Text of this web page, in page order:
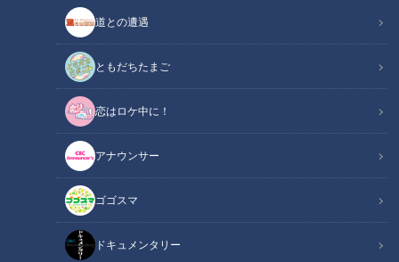
道との遭遇
ともだちたまご
恋はロケ中に！
アナウンサー
ゴゴスマ
ドキュメンタリー
デパチャンのもぐもぐ担当・ハナミがご紹介するのは、東京・
自由が丘に本店のある和洋菓子店「黒船」のこだわりスイー
ツ。ギフトにオススメな焼き菓子の詰め合わせと、しっとり生
地と上品の甘さが楽しめるバウムクーヘンを実食してレポート
します！
この記事を見たあなたへのおすすめ